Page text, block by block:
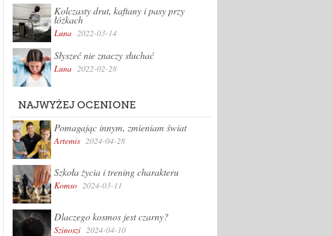
Kolczasty drut, kaftany i pasy przy
łóżkach
Luna 2022-03-14
Słyszeć nie znaczy słuchać
Luna 2022-02-28
NAJWYŻEJ OCENIONE
Pomagając innym, zmieniam świat
Artemis 2024-04-28
Szkoła życia i trening charakteru
Komso 2024-03-11
Dlaczego kosmos jest czarny?
Szinoszi 2024-04-10